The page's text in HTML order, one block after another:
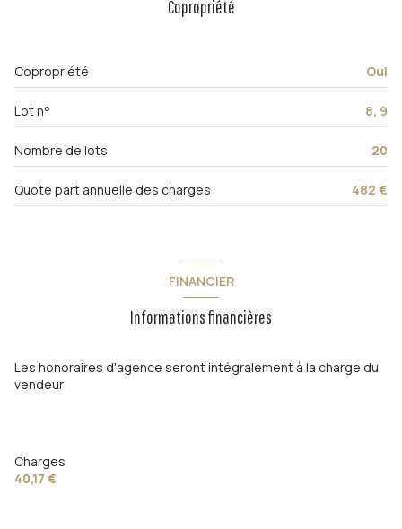
Chauffage individuel : radiateur (electrique)
4 étage(s)
vue Dégagée
quartier Le Mourillon
Copropriété
Copropriété Oui
Lot n° 8, 9
Nombre de lots 20
Quote part annuelle des charges 482 €
FINANCIER
Informations financières
Les honoraires d'agence seront intégralement à la charge du
vendeur
Charges
40,17 €